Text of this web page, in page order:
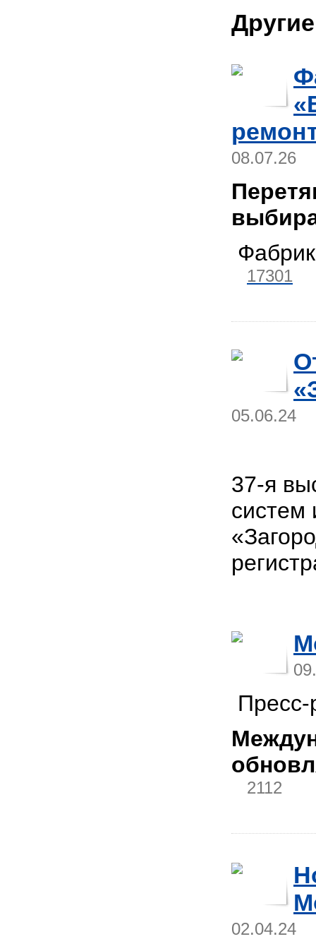
08.07.26
17301
05.06.24
37-я
систем
2112
02.04.24